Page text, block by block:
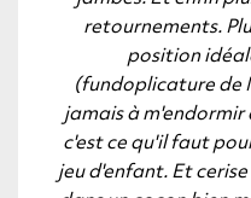
retournements.
position
(fundoplicature de
jamais à
c'est ce qu'il faut
jeu d'enfant. Et